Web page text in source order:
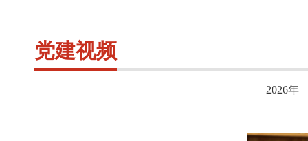
党建视频
2026年